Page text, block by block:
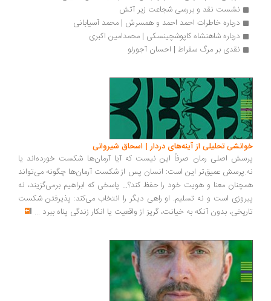
نشست نقد و بررسی شجاعت زیر آتش
درباره خاطرات احمد احمد و همسرش | محمد آسیابانی
درباره شاهنشاه کاپوشچینسکی | محمدامین اکبری
نقدی بر مرگ سقراط | احسان آجورلو
تحلیلی از آینه‌های دردار | اسحاق شیروانی
اصلی رمان صرفاً این نیست که آیا آرمان‌ها شکست خورده‌اند یا
عمیق‌تر این است: انسان پس از شکست آرمان‌ها چگونه می‌تواند
معنا و هویت خود را حفظ کند؟... پاسخی که ابراهیم برمی‌گزیند، نه
است و نه تسلیم. او راهی دیگر را انتخاب می‌کند: پذیرفتن شکست
بدون آنکه به خیانت، گریز از واقعیت یا انکار زندگی پناه ببرد...